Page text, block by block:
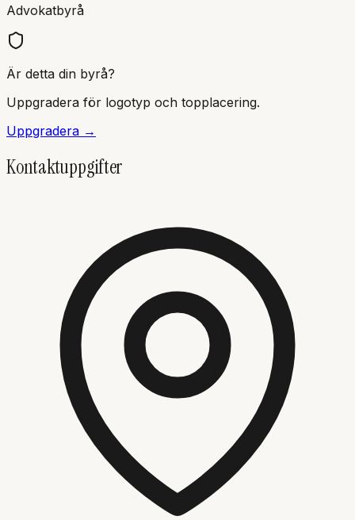
Advokatbyrå
Är detta din byrå?
Uppgradera för logotyp och topplacering.
Uppgradera →
Kontaktuppgifter